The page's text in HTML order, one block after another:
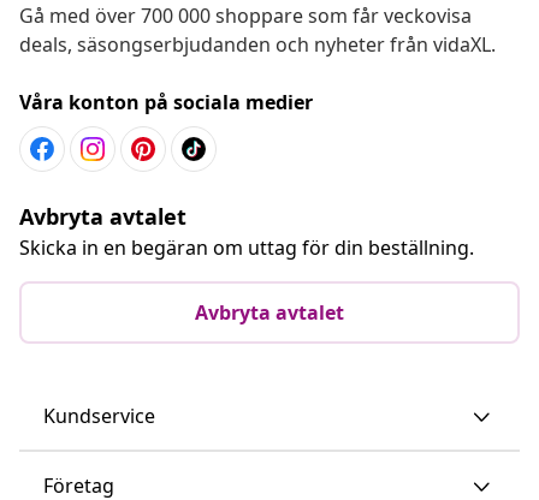
Gå med över 700 000 shoppare som får veckovisa
deals, säsongserbjudanden och nyheter från vidaXL.
Våra konton på sociala medier
Avbryta avtalet
Skicka in en begäran om uttag för din beställning.
Avbryta avtalet
Kundservice
Företag